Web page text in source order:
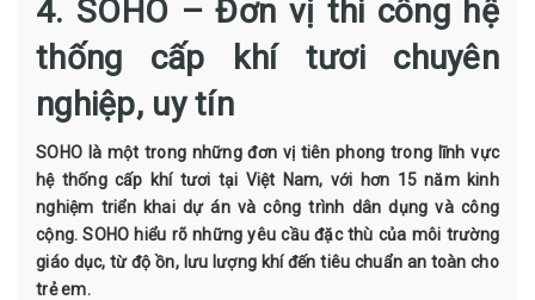
4. SOHO – Đơn vị thi công hệ
thống cấp khí tươi chuyên
nghiệp, uy tín
SOHO là một trong những đơn vị tiên phong trong lĩnh vực
hệ thống cấp khí tươi tại Việt Nam, với hơn 15 năm kinh
nghiệm triển khai dự án và công trình dân dụng và công
cộng. SOHO hiểu rõ những yêu cầu đặc thù của môi trường
giáo dục, từ độ ồn, lưu lượng khí đến tiêu chuẩn an toàn cho
trẻ em.